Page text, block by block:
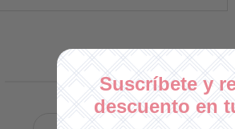
Suscríbete y
descuento en